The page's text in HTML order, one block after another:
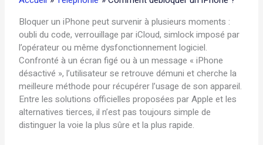
Bloquer un iPhone peut survenir à plusieurs moments :
oubli du code, verrouillage par iCloud, simlock imposé par
l’opérateur ou même dysfonctionnement logiciel.
Confronté à un écran figé ou à un message « iPhone
désactivé », l’utilisateur se retrouve démuni et cherche la
meilleure méthode pour récupérer l’usage de son appareil.
Entre les solutions officielles proposées par Apple et les
alternatives tierces, il n’est pas toujours simple de
distinguer la voie la plus sûre et la plus rapide.